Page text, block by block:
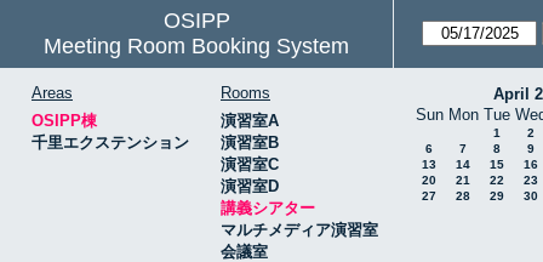
OSIPP
Meeting Room Booking System
Areas
OSIPP棟
千里エクステンション
Rooms
演習室A
演習室B
演習室C
演習室D
講義シアター
マルチメディア演習室
会議室
April
Sun Mon Tue
1
2
6
7 8
9
13
14 15
16
20
21 22
23
27
28 29 30